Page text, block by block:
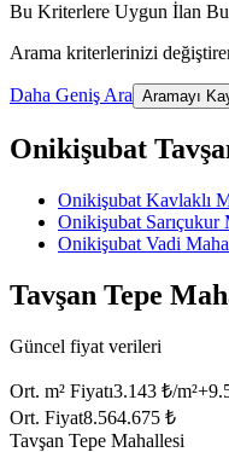
Bu Kriterlere Uygun İlan
Arama kriterlerinizi
Daha Geniş Ara Aramayı
Onikişubat
Onikişubat Kavlaklı
Onikişubat Sarıçukur
Onikişubat Vadi
Tavşan Tepe
Güncel fiyat verileri
Ort. m² Fiyatı3.143 ₺/m²+
Ort. Fiyat8.564.675 ₺
Tavşan Tepe Mahallesi